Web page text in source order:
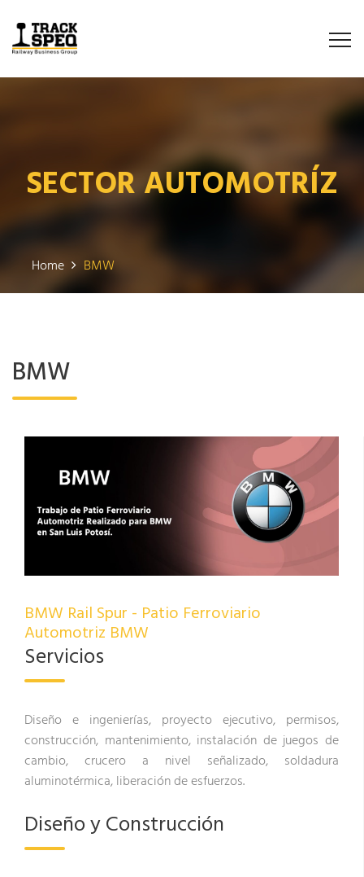
SECTOR AUTOMOTRÍZ
Home BMW
BMW
BMW Rail Spur - Patio Ferroviario
Automotriz BMW
Servicios
Diseño e ingenierías, proyecto ejecutivo, permisos,
construcción, mantenimiento, instalación de juegos de
cambio, crucero a nivel señalizado, soldadura
aluminotérmica, liberación de esfuerzos.
Diseño y Construcción